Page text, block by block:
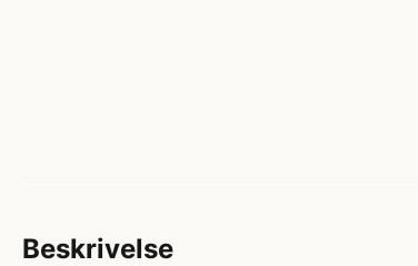
Beskrivelse